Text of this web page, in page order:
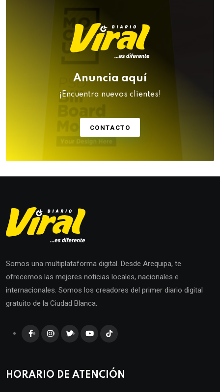
Anuncia aquí
¡Encuentra nuevos clientes!
CONTACTO
Somos una multiplataforma digital. Desde Arequipa, te
ofrecemos las mejores noticias locales, nacionales e
internacionales. Somos los creadores del primer diario digital
gratuito de la Ciudad Blanca.
HORARIO DE ATENCIÓN